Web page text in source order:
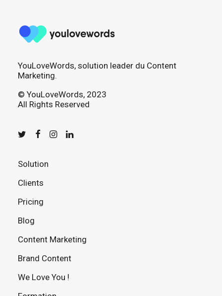
YouLoveWords, solution leader du Content
Marketing.
© YouLoveWords, 2023
All Rights Reserved
Solution
Clients
Pricing
Blog
Content Marketing
Brand Content
We Love You !